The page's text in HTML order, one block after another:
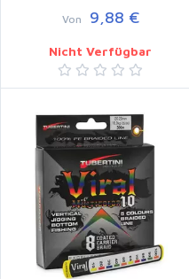
Von 9,88 €
Nicht Verfügbar